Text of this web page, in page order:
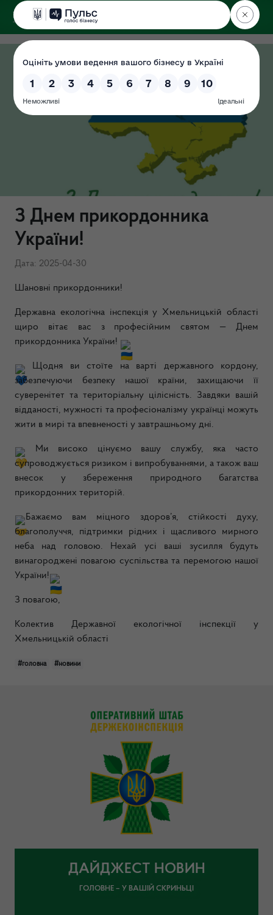
ДЕРЖЕКОІНСПЕКЦІЯ
у Хмельницькій області
З Днем прикордонника
України!
Дата: 2025-04-30
Шановні прикордонники!
Державна екологічна інспекція у Хмельницькій області
щиро вітає вас з професійним святом — Днем
прикордонника України!
Щодня ви стоїте на варті державного кордону,
забезпечуючи безпеку нашої країни, захищаючи її
суверенітет та територіальну цілісність. Завдяки вашій
відданості, мужності та професіоналізму українці можуть
жити в мирі та впевненості у завтрашньому дні.
Ми високо цінуємо вашу службу, яка часто
супроводжується ризиком і випробуваннями, а також ваш
внесок у збереження природного багатства
прикордонних територій.
Бажаємо вам міцного здоров’я, стійкості духу,
благополуччя, підтримки рідних і щасливого мирного
неба над головою. Нехай усі ваші зусилля будуть
винагороджені повагою суспільства та перемогою нашої
України!
З повагою,
Колектив Державної екологічної інспекції у
Хмельницькій області
#головна #новини
ДАЙДЖЕСТ НОВИН
ГОЛОВНЕ – У ВАШІЙ СКРИНЬЦІ